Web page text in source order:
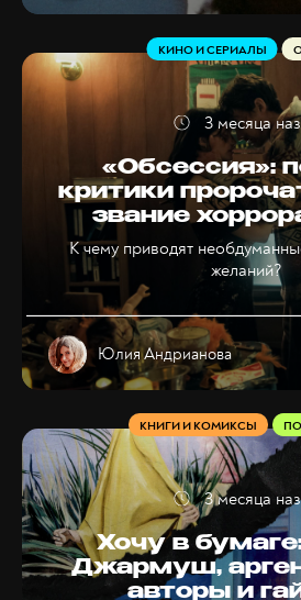
«Обсессия»:
критики
звание
К чему приводят
желаний?
КИНО И СЕРИАЛЫ
Юлия Андрианова
3 месяца
Хочу в
Джармуш,
авторы и
КНИГИ И КОМИКСЫ
3 месяца